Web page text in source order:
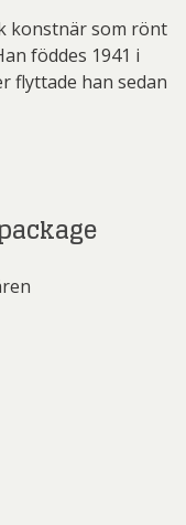
konstnär som rönt
föddes 1941 i
flyttade han sedan